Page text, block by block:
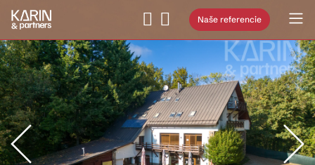
Naše referencie